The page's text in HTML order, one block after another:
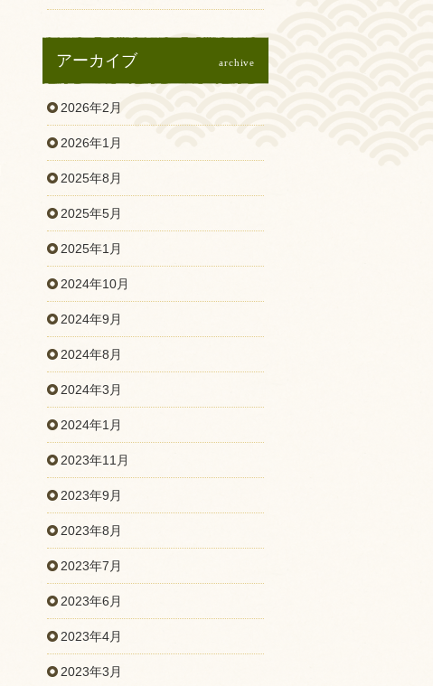
アーカイブ archive
2026年2月
2026年1月
2025年8月
2025年5月
2025年1月
2024年10月
2024年9月
2024年8月
2024年3月
2024年1月
2023年11月
2023年9月
2023年8月
2023年7月
2023年6月
2023年4月
2023年3月